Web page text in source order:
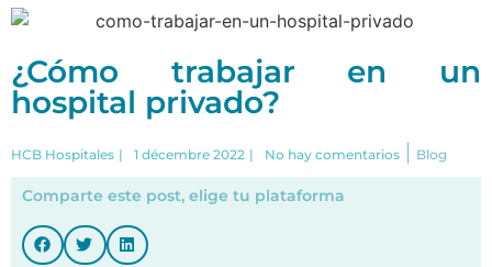
¿Cómo trabajar en un
hospital privado?
HCB Hospitales | 1 décembre 2022 | No hay comentarios Blog
Comparte este post, elige tu plataforma